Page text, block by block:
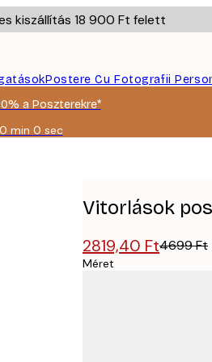
kiszállítás 18 900 Ft felett
Postere Cu Fotografii
a Poszterekre*
0 min 0 sec
Érvényes:
Vitorlások
2819,40 Ft4699 Ft
Méret